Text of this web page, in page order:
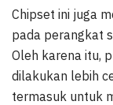
Chipset ini juga
pada perangkat
Oleh karena itu,
dilakukan lebih
termasuk untuk